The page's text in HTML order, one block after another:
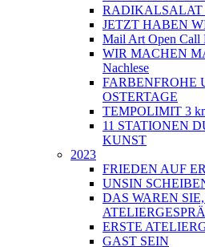
RADIKALSALAT
JETZT HABEN
Mail Art Open
WIR MACHEN
Nachlese
FARBENFROHE
OSTERTAGE
TEMPOLIMIT 3
11 STATIONEN
KUNST
2023
FRIEDEN AUF
UNSIN
DAS WAREN
ERSTE
GAST SEIN